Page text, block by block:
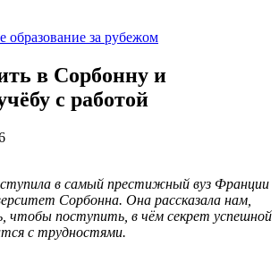
образование за рубежом
в Сорбонну и
с работой
в самый престижный вуз Франции
Сорбонна. Она рассказала нам,
чтобы поступить, в чём секрет успешной
с трудностями.